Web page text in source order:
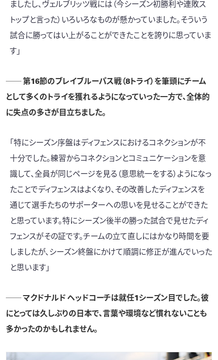
ましたし、ヴェルブリッツ戦には（今シーズン初勝利や連敗ス
トップと言った）いろいろなものが懸かっていました。そういう
試合に勝ってはい上がることができたことを誇りに思っていま
す」
──第16節のブレイブルーパス戦（8トライ） を筆頭にチーム
として多くのトライを獲れるようになっていった一方で、全体的
に失点の多さが目立ちました。
「特にシーズン序盤はディフェンスにおけるコネクションが不
十分でした。練習からコネクションとコミュニケーションを意
識して、全員が同じページを見る（意思統一をする）ようになっ
たことでディフェンスはよくなり、その改善したディフェンスを
通じて選手たちのサポーターへの思いを見せることができた
と思っています。特にシーズン後半の勝った試合で見せたディ
フェンスがその証です。チームの立て直しにはかなり時間を要
しましたが、シーズン終盤にかけて順調に修正が進んでいった
と思います」
── マクドナルド ヘッドコーチは就任1シーズン目でした。彼
にとっては久しぶりの日本で、言葉や環境など慣れないことも
多かったのかもしれません。